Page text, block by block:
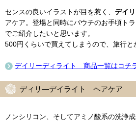
センスの良いイラストが目を惹く、 デイ
アケア。登場と同時にパウチのお手頃ト
でご紹介したいと思います。
500円くらいで買えてしまうので、旅行と
デイリーディライト 商品一覧はコチ
ディリ―デイライト ヘアケア
ノンシリコン、そしてアミノ酸系の洗浄